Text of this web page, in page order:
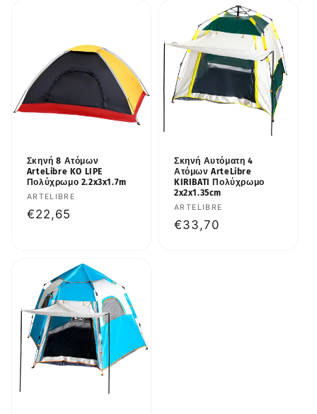
Σκηνή 8 Ατόμων
ArteLibre KO LIPE
Πολύχρωμο 2.2x3x1.7m
Προμηθευτής:
ARTELIBRE
Κανονική
€22,65
Σκηνή Αυτόματη 4
Ατόμων ArteLibre
KIRIBATI Πολύχρωμο
2x2x1.35cm
Προμηθευτής:
ARTELIBRE
Κανονική
€33,70